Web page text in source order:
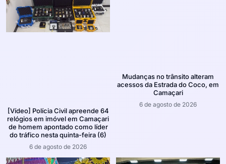
[Vídeo] Polícia Civil apreende 64
relógios em imóvel em Camaçari
de homem apontado como líder
do tráfico nesta quinta-feira (6)
6 de agosto de 2026
Mudanças no trânsito alteram
acessos da Estrada do Coco, em
Camaçari
6 de agosto de 2026